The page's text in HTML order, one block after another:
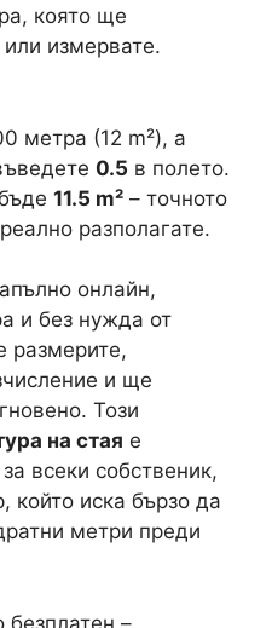
която ще
измервате.
метра (12 m²), а
0.5 в полето.
11.5 m² – точното
разполагате.
онлайн,
и без нужда от
размерите,
и ще
Този
на стая е
всеки собственик,
който иска бързо да
метри преди
безплатен –